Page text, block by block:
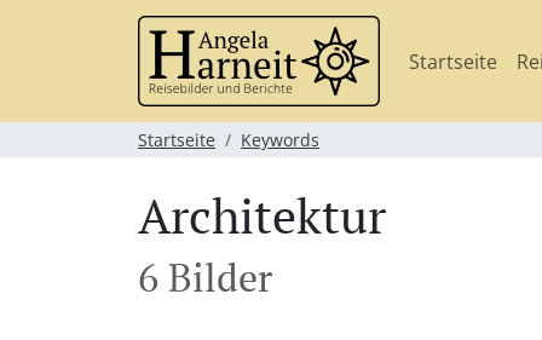
Startseite
Startseite Keywords
Architektur
6 Bilder